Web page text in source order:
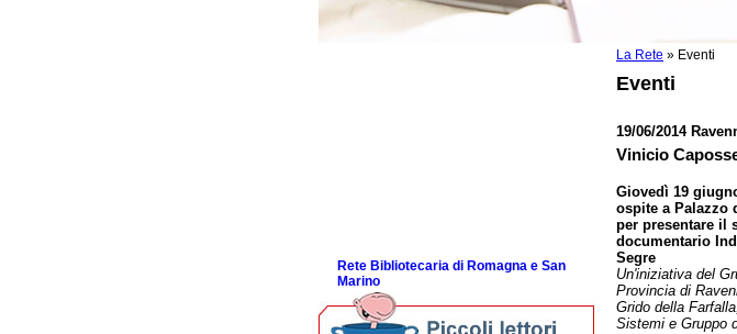
La Rete » Eventi
Eventi
19/06/2014
Vinicio
Giovedì 19
ospite a Palazzo
per presentare il
documentario
Segre
Un'iniziativa del
Provincia di
Grido della
Sistemi e Gruppo
Rete Bibliotecaria di Romagna e San
Marino